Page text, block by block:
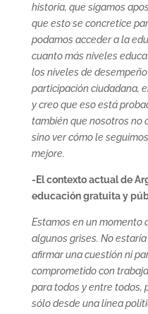
historia, que sigamos
que esto se concretice
podamos acceder a la
cuanto más niveles
los niveles de
participación ciudadana,
y creo que eso está
también que nosotros no
sino ver cómo le
mejore.
-El contexto actual de
educación gratuita y
Estamos en un momento
algunos grises. No
afirmar una cuestión ni
comprometido con
para todos y entre todos,
sólo desde una línea